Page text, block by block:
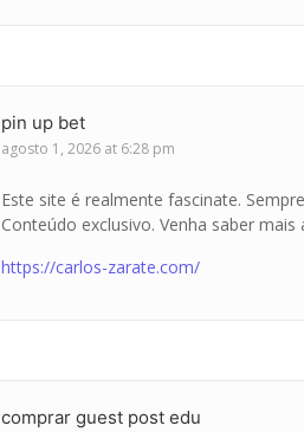
pin up bet
agosto 1, 2026 at 6:28 pm
Este site é realmente fascinate.
Conteúdo exclusivo. Venha saber mais
https://carlos-zarate.com/
comprar guest post edu